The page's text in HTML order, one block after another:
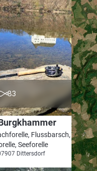
83 4.1
Flussbarsch, Hecht,
Seeforelle
Dittersdorf